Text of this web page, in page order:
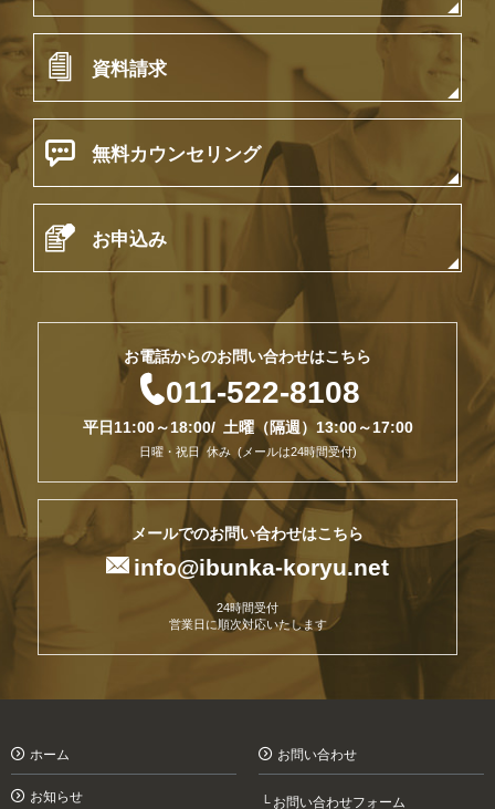
 資料請求
 無料カウンセリング
 お申込み
お電話からのお問い合わせはこちら
011-522-8108
平日11:00～18:00/ 土曜（隔週）13:00～17:00
日曜・祝日 休み (メールは24時間受付)
メールでのお問い合わせはこちら
 info@ibunka-koryu.net
24時間受付
営業日に順次対応いたします
ホーム
お知らせ
お問い合わせ
お問い合わせフォーム